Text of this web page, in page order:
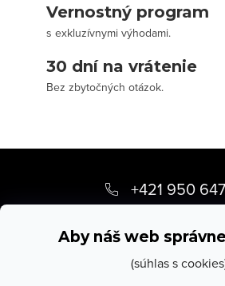
Aby náš web
(súhlas s
Vernostný program
s exkluzívnymi výhodami.
30 dní na vrátenie
Bez zbytočných otázok.
p
+421 950